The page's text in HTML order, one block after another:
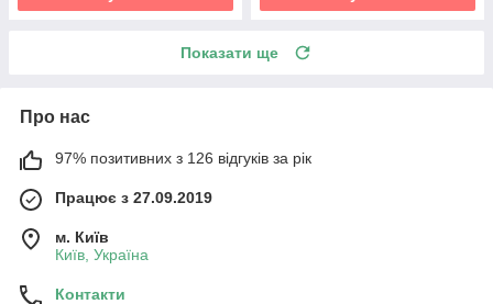
Показати ще
Про нас
97% позитивних з 126 відгуків за рік
Працює з 27.09.2019
м. Київ
Київ, Україна
Контакти